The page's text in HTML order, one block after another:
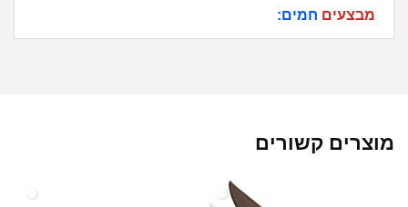
מבצעים חמים:
מוצרים קשורים